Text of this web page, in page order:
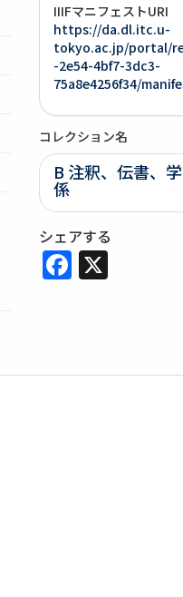
IIIFマニフェストURI
https://da.dl.itc.u-
tokyo.ac.jp/portal/
-2e54-4bf7-3dc3-
75a8e4256f34/
コレクション名
B 注釈、伝書、
係
シェアする
X